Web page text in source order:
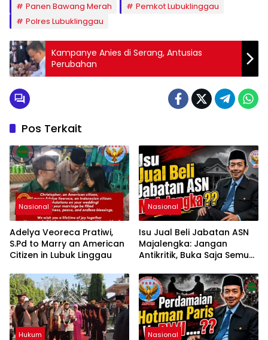
Panen Bawang Merah
Pemkot Lubuklinggau
Polres Lubuklinggau
Kampanye Anies di Serang, Antusias
Perubahan
Pos Terkait
Nasional
Adelya Veoreca Pratiwi,
S.Pd to Marry an American
Citizen in Lubuk Linggau
Nasional
Isu Jual Beli Jabatan ASN
Majalengka: Jangan
Antikritik, Buka Saja Semua
Jabatan kepada Publik
Oleh: Aceng Syamsul
Hadie, S.Sos., MM. Ketua
Dewan Pembina Pusat
ASWIN
Hukum Nasional